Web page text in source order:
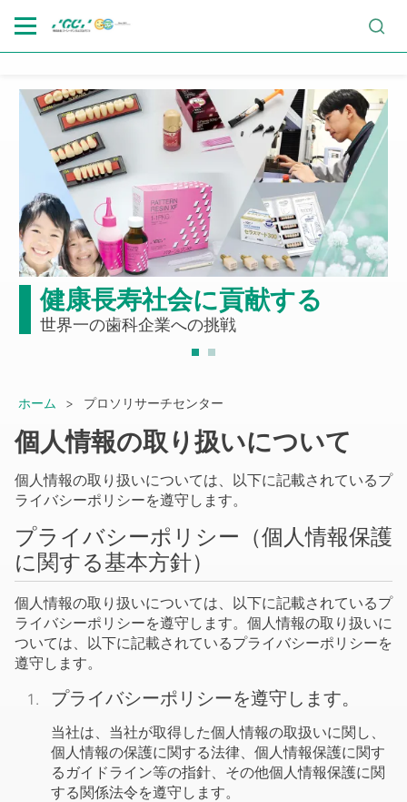
main
健康長寿社会に貢献する
世界一の歯科企業への挑戦
活
Breadcrumb
ホーム プロソリサーチセンター
個人情報の取り扱いについて
個人情報の取り扱いについては、以下に記載されているプ
ライバシーポリシーを遵守します。
プライバシーポリシー（個人情報保護
に関する基本方針）
個人情報の取り扱いについては、以下に記載されているプ
ライバシーポリシーを遵守します。個人情報の取り扱いに
ついては、以下に記載されているプライバシーポリシーを
遵守します。
プライバシーポリシーを遵守します。
当社は、当社が取得した個人情報の取扱いに関し、
個人情報の保護に関する法律、個人情報保護に関す
るガイドライン等の指針、その他個人情報保護に関
する関係法令を遵守します。